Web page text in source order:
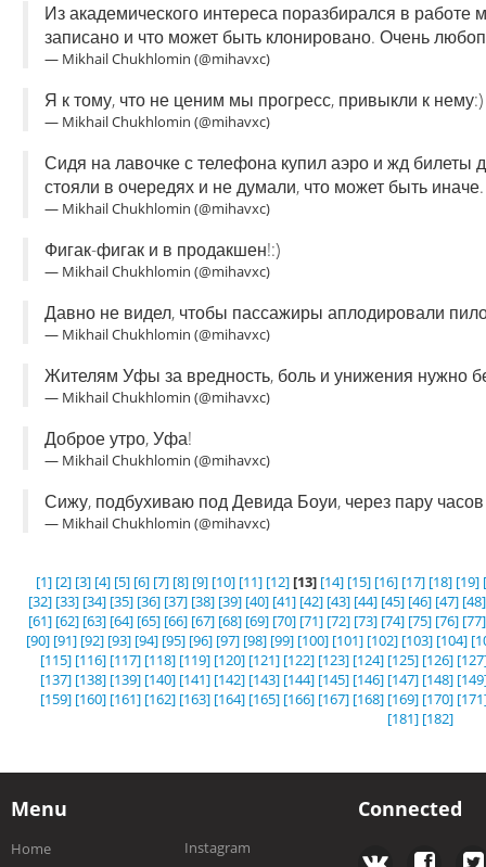
Из академического интереса поразбирался в работе
записано и что может быть клонировано. Очень
— Mikhail Chukhlomin (@mihavxc)
Я к тому, что не ценим мы прогресс, привыкли к нему:)
— Mikhail Chukhlomin (@mihavxc)
Сидя на лавочке с телефона купил аэро и жд билеты
стояли в очередях и не думали, что может быть иначе.
— Mikhail Chukhlomin (@mihavxc)
Фигак-фигак и в продакшен!:)
— Mikhail Chukhlomin (@mihavxc)
Давно не видел, чтобы пассажиры аплодировали
— Mikhail Chukhlomin (@mihavxc)
Жителям Уфы за вредность, боль и унижения нужно
— Mikhail Chukhlomin (@mihavxc)
Доброе утро, Уфа!
— Mikhail Chukhlomin (@mihavxc)
Сижу, подбухиваю под Девида Боуи, через пару
— Mikhail Chukhlomin (@mihavxc)
[1] [2] [3] [4] [5] [6] [7] [8] [9] [10] [11] [12] [13] [14] [15] [16] [17] [18] [19]
[32] [33] [34] [35] [36] [37] [38] [39] [40] [41] [42] [43] [44] [45] [46] [47] [48]
[61] [62] [63] [64] [65] [66] [67] [68] [69] [70] [71] [72] [73] [74] [75] [76] [77]
[90] [91] [92] [93] [94] [95] [96] [97] [98] [99] [100] [101] [102] [103] [104]
[115] [116] [117] [118] [119] [120] [121] [122] [123] [124] [125] [126]
[137] [138] [139] [140] [141] [142] [143] [144] [145] [146] [147] [148]
[159] [160] [161] [162] [163] [164] [165] [166] [167] [168] [169] [170]
[181] [182]
Menu
Home
Instagram
Connected